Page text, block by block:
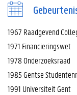
1967 Raadgevend
1971 Financieringswet
1978 Onderzoeksraad
1985 Gentse
1991 Universiteit Gent